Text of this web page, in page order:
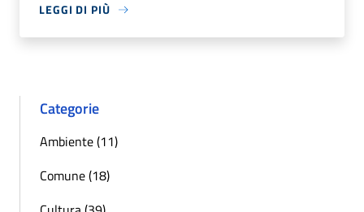
LEGGI DI PIÙ
Categorie
Ambiente (11)
Comune (18)